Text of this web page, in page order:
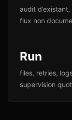
audit
flux non
Run
files, retries,
supervision